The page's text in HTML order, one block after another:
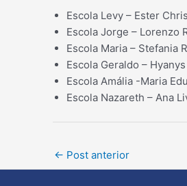
Escola Levy – Ester
Escola Jorge – Lorenzo
Escola Maria – Stefania
Escola Geraldo –
Escola Amália -Maria
Escola Nazareth – Ana
Post
← Post anterior